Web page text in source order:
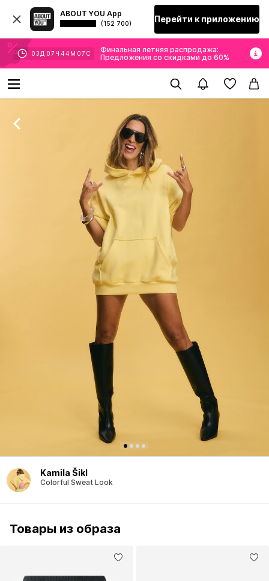
ABOUT YOU App
(152 700) Перейти к приложению
03 Д 07 Ч 44 М 06 С
Финальная летняя распродажа:
Предложения со скидками до 60%
Kamila Šikl
Colorful Sweat Look
Товары из образа